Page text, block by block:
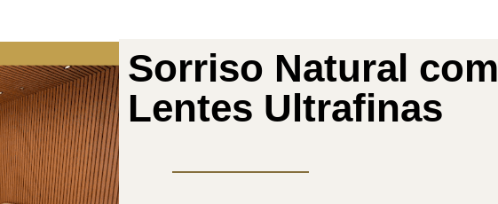
Sorriso Natural com
Lentes Ultrafinas